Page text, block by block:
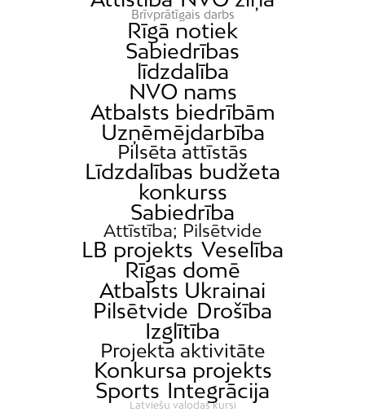
Brīvprātīgais darbs
Rīgā notiek
Sabiedrības
līdzdalība
NVO nams
Atbalsts biedrībām
Uzņēmējdarbība
Pilsēta attīstās
Līdzdalības budžeta
konkurss
Sabiedrība
Attīstība; Pilsētvide
LB projekts Veselība
Rīgas domē
Atbalsts Ukrainai
Pilsētvide Drošība
Izglītība
Projekta aktivitāte
Konkursa projekts
Sports Integrācija
Latviešu valodas kursi